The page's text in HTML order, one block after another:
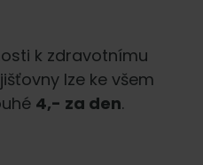
k zdravotnímu
lze ke všem
4,- za den.